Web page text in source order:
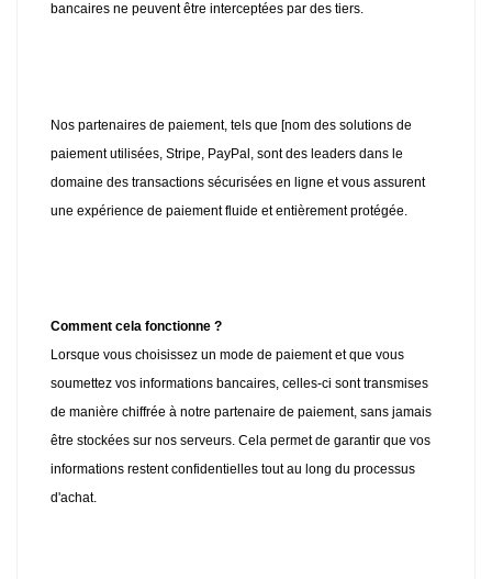
bancaires ne peuvent être interceptées par des tiers.
Nos partenaires de paiement, tels que [nom des solutions de
paiement utilisées, Stripe, PayPal, sont des leaders dans le
domaine des transactions sécurisées en ligne et vous assurent
une expérience de paiement fluide et entièrement protégée.
Comment cela fonctionne ?
Lorsque vous choisissez un mode de paiement et que vous
soumettez vos informations bancaires, celles-ci sont transmises
de manière chiffrée à notre partenaire de paiement, sans jamais
être stockées sur nos serveurs. Cela permet de garantir que vos
informations restent confidentielles tout au long du processus
d'achat.